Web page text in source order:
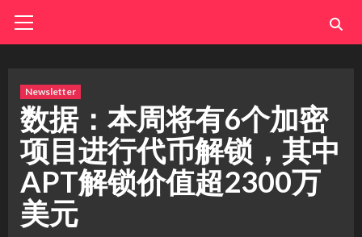
Menu
Newsletter
数据：本周将有6个加密
项目进行代币解锁，其中
APT解锁价值超2300万
美元